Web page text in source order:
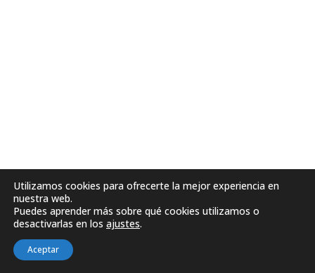
Utilizamos cookies para ofrecerte la mejor experiencia en
nuestra web.
Puedes aprender más sobre qué cookies utilizamos o
desactivarlas en los ajustes.
Aceptar